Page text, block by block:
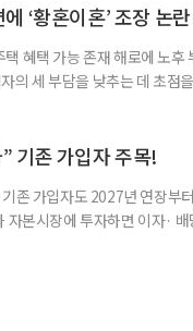
도 폭염이 전국적으로 확대
‘황혼이혼’ 조장 논란
혜택 가능 존재 해로에 노
의 세 부담을 낮추는 데 초점
채를 가진 것으로 보지만, 실
기존 가입자 주목!
존 가입자도 2027년 연장부
본시장에 투자하면 이자·